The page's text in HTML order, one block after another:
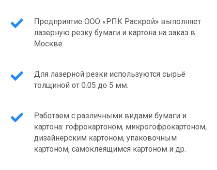
Предприятие ООО «РПК Раскрой» выполняет
лазерную резку бумаги и картона на заказ в
Москве.
Для лазерной резки используются сырьё
толщиной от 0.05 до 5 мм.
Работаем с различными видами бумаги и
картона: гофрокартоном, микрогофрокартоном,
дизайнерским картоном, упаковочным
картоном, самоклеящимся картоном и др.